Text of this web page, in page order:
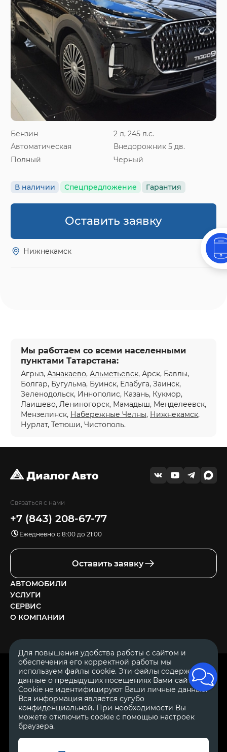
Бензин
2 л, 245 л.с.
Автоматическая
Внедорожник 5 дв.
Полный
Черный
В наличии Спецпредложение Гарантия
Оставить заявку
Нижнекамск
Мы работаем со всеми населенными
пунктами Татарстана:
Агрыз, Азнакаево, Альметьевск, Арск, Бавлы,
Болгар, Бугульма, Буинск, Елабуга, Заинск,
Зеленодольск, Иннополис, Казань, Кукмор,
Лаишево, Лениногорск, Мамадыш, Менделеевск,
Мензелинск, Набережные Челны, Нижнекамск,
Нурлат, Тетюши, Чистополь.
Связаться с нами
+7 (843) 208-67-77
Ежедневно с 8:00 до 21:00
Оставить заявку
АВТОМОБИЛИ
УСЛУГИ
СЕРВИС
О КОМПАНИИ
© 2007—2026 «Диалог Авто» — автосалон. Все права защищены.
Обращаем Ваше внимание на то, что данный Интернет-сайт
носит исключительно информационный характер и ни при
каких условиях не является публичной офертой, определяемой
положениями Статьи 437 Гражданского Кодекса Российской
Федерации.Для получения подробной информации о
продажам автосалонов Диалог Авто. Для получения
ОГРН 1111644005153
ИНН 1644062657
Для повышения удобства работы с сайтом и
обеспечения его корректной работы мы
используем файлы cookie. Эти файлы содержат
данные о предыдущих посещениях Вами сайта.
Cookie не идентифицируют Ваши личные данные.
Вся информация является сугубо
конфиденциальной. При необходимости Вы
можете отключить cookie с помощью настроек
браузера.